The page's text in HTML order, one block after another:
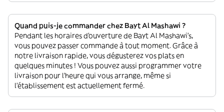
Quand puis-je commander chez Bayt Al Mashawi ?
Pendant les horaires d'ouverture de Bayt Al Mashawi’s,
vous pouvez passer commande à tout moment. Grâce à
notre livraison rapide, vous dégusterez vos plats en
quelques minutes ! Vous pouvez aussi programmer votre
livraison pour l'heure qui vous arrange, même si
l'établissement est actuellement fermé.